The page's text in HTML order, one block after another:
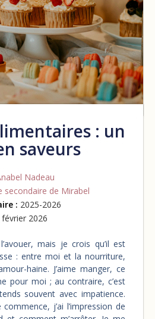
: un
saveurs
Nadeau
secondaire de Mirabel
: 2025-2026
2026
mais je crois qu’il est
: entre moi et la nourriture,
haine. J’aime manger, ce
pour moi ; au contraire, c’est
souvent avec impatience.
j’ai l’impression de